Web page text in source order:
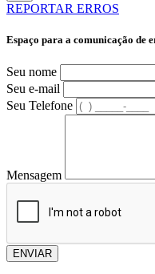
REPORTAR ERROS
Espaço para a comunicação de
Seu nome
Seu e-mail
Seu Telefone
Mensagem
ENVIAR